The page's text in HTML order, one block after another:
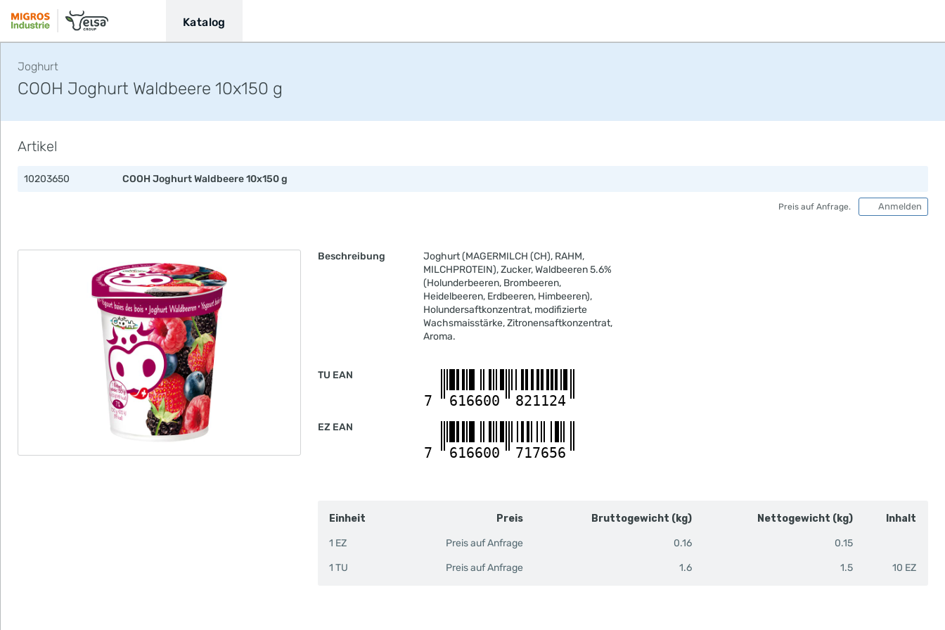
Katalog
Joghurt
COOH Joghurt Waldbeere 10x150 g
Artikel
10203650 COOH Joghurt Waldbeere 10x150 g
Preis auf Anfrage. Anmelden
Beschreibung
Joghurt (MAGERMILCH (CH), RAHM,
MILCHPROTEIN), Zucker, Waldbeeren 5.6%
(Holunderbeeren, Brombeeren,
Heidelbeeren, Erdbeeren, Himbeeren),
Holundersaftkonzentrat, modifizierte
Wachsmaisstärke, Zitronensaftkonzentrat,
Aroma.
TU EAN
7 616600 821124
EZ EAN
7 616600 717656
Einheit Preis Bruttogewicht (kg) Nettogewicht (kg) Inhalt
1 EZ Preis auf Anfrage 0.16 0.15
1 TU Preis auf Anfrage 1.6 1.5 10 EZ